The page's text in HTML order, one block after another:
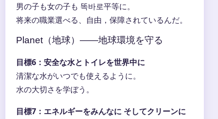
男の子も女の子も 똑바로平等に。
将来の職業選べる、自由，保障されているんだ。
Planet（地球）――地球環境を守る
目標6：安全な水とトイレを世界中に
清潔な水がいつでも使えるように。
水の大切さを学ぼう。
目標7：エネルギーをみんなに そしてクリーンに